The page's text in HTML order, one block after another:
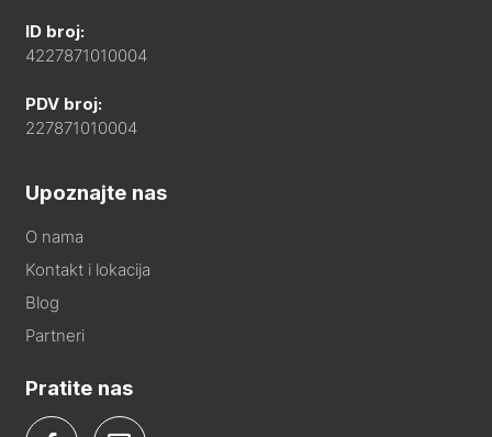
ID broj:
4227871010004
PDV broj:
227871010004
Upoznajte nas
O nama
Kontakt i lokacija
Blog
Partneri
Pratite nas